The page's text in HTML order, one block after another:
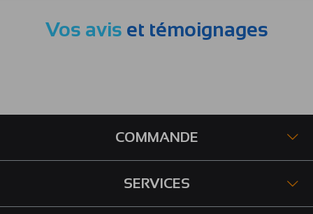
Vos avis et témoignages
COMMANDE
SERVICES